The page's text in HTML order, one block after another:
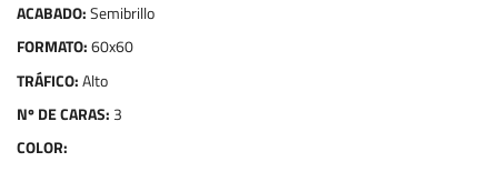
ACABADO:Semibrillo
FORMATO:60x60
TRÁFICO:Alto
Nº DE CARAS: 3
COLOR: